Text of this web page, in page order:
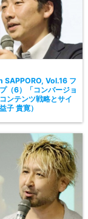
SAPPORO, Vol.16 フ
（6）「コンバージョ
ンテンツ戦略とサイ
子 貴寛）